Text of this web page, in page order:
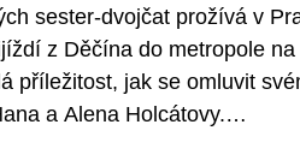
sester-dvojčat prožívá v
z Děčína do metropole na
příležitost, jak se omluvit
a Alena Holcátovy.